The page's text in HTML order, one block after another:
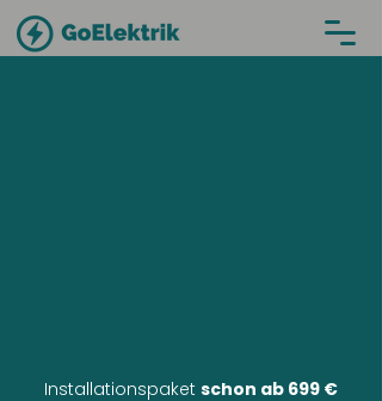
Installationspaket schon ab 699 €